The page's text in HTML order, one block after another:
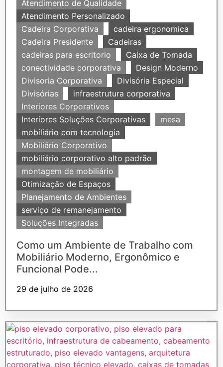
Atendimento de Qualidade
Atendimento Personalizado
Cadeira Corporativa
cadeira ergonomica
Cadeira Presidente
Cadeiras
cadeiras para escritorio
Caixa de Tomada
conectividade corporativa
Design Moderno
Divisoria Corporativa
Divisória Especial
Divisórias
infraestrutura corporativa
Interiores Corporativos
Interiores Soluções Corporativas
mesa
mobiliário com tecnologia
Mobiliário Corporativo
mobiliário corporativo alto padrão
montagem de mobiliário
Otimização de Espaços
Planejamento de Ambientes
serviço de remanejamento
Soluções Integradas
Como um Ambiente de Trabalho com
Mobiliário Moderno, Ergonômico e
Funcional Pode...
29 de julho de 2026